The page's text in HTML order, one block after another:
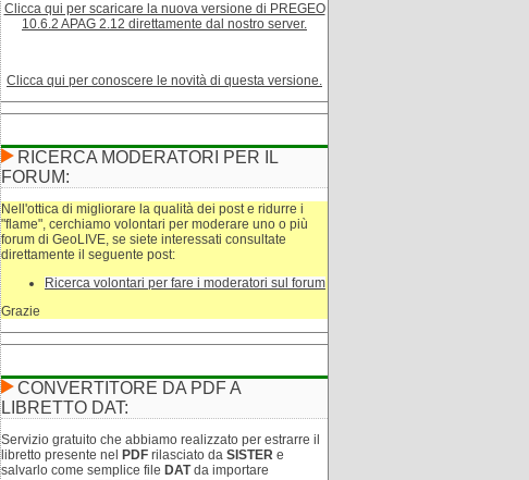
Clicca qui per scaricare la nuova versione di PREGEO
10.6.2 APAG 2.12 direttamente dal nostro server.
Clicca qui per conoscere le novità di questa versione.
RICERCA MODERATORI PER IL
FORUM:
Nell'ottica di migliorare la qualità dei post e ridurre i
"flame", cerchiamo volontari per moderare uno o più
forum di GeoLIVE, se siete interessati consultate
direttamente il seguente post:
Ricerca volontari per fare i moderatori sul forum
Grazie
CONVERTITORE DA PDF A
LIBRETTO DAT:
Servizio gratuito che abbiamo realizzato per estrarre il
libretto presente nel
PDF rilasciato da SISTER e
salvarlo come semplice file DATda importare